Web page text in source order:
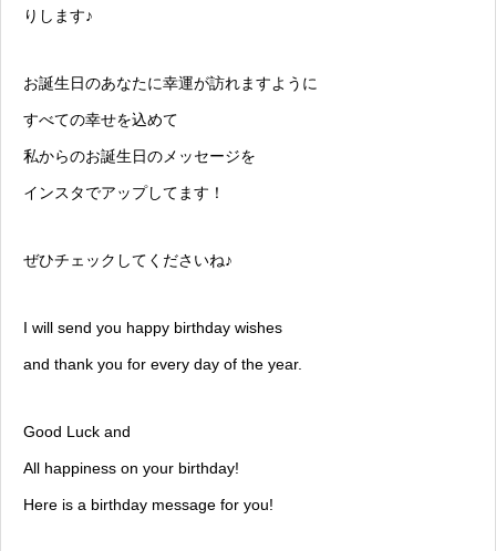
りします♪
お誕生日のあなたに幸運が訪れますように
すべての幸せを込めて
私からのお誕生日のメッセージを
インスタでアップしてます！
ぜひチェックしてくださいね♪
I will send you happy birthday wishes
and thank you for every day of the year.
Good Luck and
All happiness on your birthday!
Here is a birthday message for you!